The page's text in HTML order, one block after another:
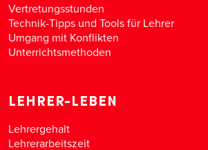
Vertretungsstunden
Technik-Tipps und Tools für Lehrer
Umgang mit Konflikten
Unterrichtsmethoden
LEHRER-LEBEN
Lehrergehalt
Lehrerarbeitszeit